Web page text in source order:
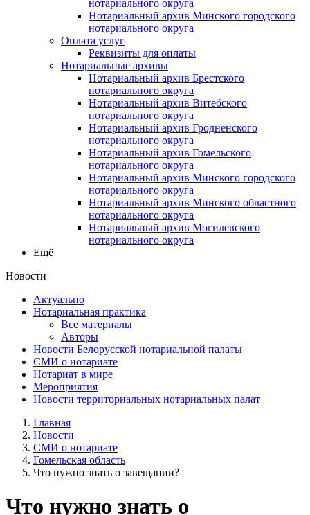
нотариального округа
Нотариальный архив Минского городского
нотариального округа
Оплата услуг
Реквизиты для оплаты
Нотариальные архивы
Нотариальный архив Брестского
нотариального округа
Нотариальный архив Витебского
нотариального округа
Нотариальный архив Гродненского
нотариального округа
Нотариальный архив Гомельского
нотариального округа
Нотариальный архив Минского городского
нотариального округа
Нотариальный архив Минского областного
нотариального округа
Нотариальный архив Могилевского
нотариального округа
Ещё
Новости
Актуально
Нотариальная практика
Все материалы
Авторы
Новости Белорусской нотариальной палаты
СМИ о нотариате
Нотариат в мире
Мероприятия
Новости территориальных нотариальных палат
Главная
Новости
СМИ о нотариате
Гомельская область
Что нужно знать о завещании?
Что нужно знать о